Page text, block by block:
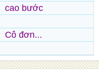
cao bước
Cô đơn...